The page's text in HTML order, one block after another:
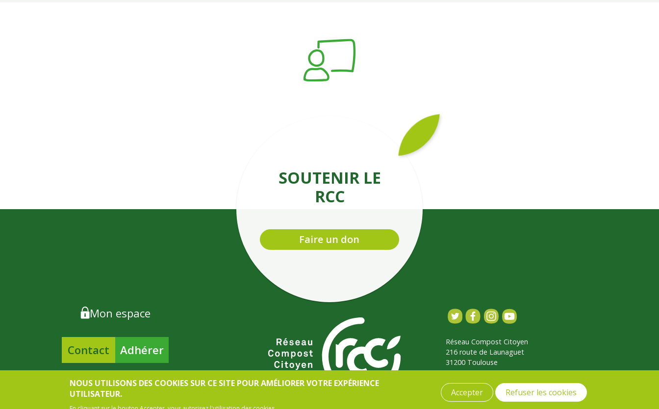
SOUTENIR LE
RCC
Faire un don
Réseau Compost Citoyen
216 route de Launaguet
31200 Toulouse
Contact Adhérer
Mon espace
NOUS UTILISONS DES COOKIES SUR CE SITE POUR AMÉLIORER VOTRE EXPÉRIENCE
UTILISATEUR.
Accepter Refuser les cookies